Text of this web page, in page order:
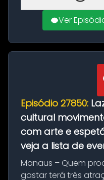
Ver
Episódio 27850:
cultural
com arte e
veja a lista de
Manaus – Quem
gastar terá três